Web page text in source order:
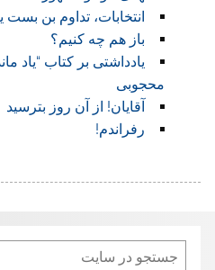
انتخابات، تداوم بن بست
باز هم چه کنیم؟
یادداشتی بر کتاب “یاد
محجوبی
آقایان! از آن روز بترسید
رفراندم!
Search